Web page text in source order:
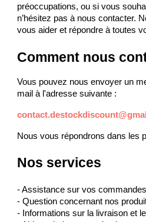
préoccupations, ou si vous
n’hésitez pas à nous contacter.
vous aider et répondre à toutes
Comment nous
Vous pouvez nous envoyer un
mail à l'adresse suivante :
Nous vous répondrons dans les
Nos services
- Assistance sur vos commandes
- Question concernant nos
- Informations sur la livraison et